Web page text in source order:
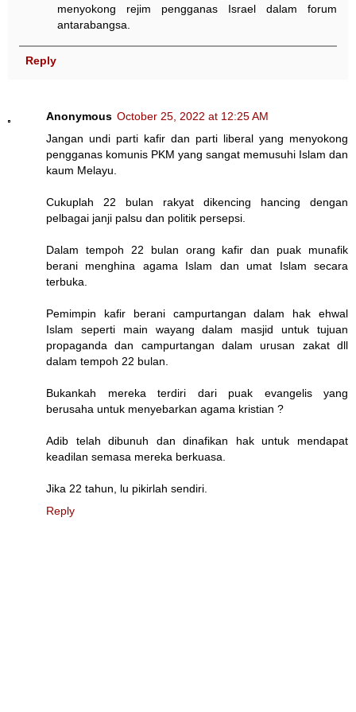
menyokong rejim pengganas Israel dalam forum
antarabangsa.
Reply
Anonymous October 25, 2022 at 12:25 AM
Jangan undi parti kafir dan parti liberal yang menyokong
pengganas komunis PKM yang sangat memusuhi Islam dan
kaum Melayu.
Cukuplah 22 bulan rakyat dikencing hancing dengan
pelbagai janji palsu dan politik persepsi.
Dalam tempoh 22 bulan orang kafir dan puak munafik
berani menghina agama Islam dan umat Islam secara
terbuka.
Pemimpin kafir berani campurtangan dalam hak ehwal
Islam seperti main wayang dalam masjid untuk tujuan
propaganda dan campurtangan dalam urusan zakat dll
dalam tempoh 22 bulan.
Bukankah mereka terdiri dari puak evangelis yang
berusaha untuk menyebarkan agama kristian ?
Adib telah dibunuh dan dinafikan hak untuk mendapat
keadilan semasa mereka berkuasa.
Jika 22 tahun, lu pikirlah sendiri.
Reply